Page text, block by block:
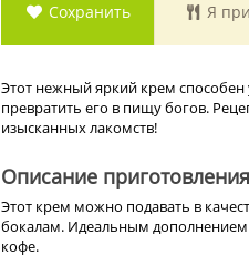
Сохранить Я
Этот нежный яркий крем
превратить его в пищу богов.
изысканных лакомств!
Описание
Этот крем можно подавать в
бокалам. Идеальным дополнением
кофе.